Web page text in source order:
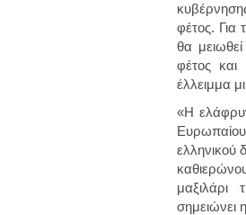
φέτος. Για
θα
φέτος
έλλειμμα
«Η
ελληνικού
μαξιλάρι
σημειώνει